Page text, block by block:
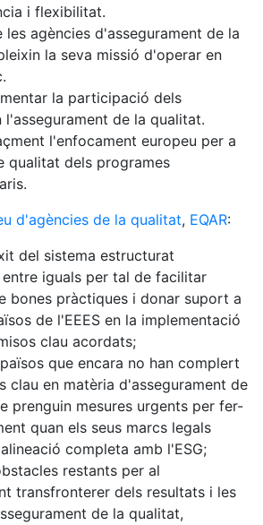
i flexibilitat.
les agències d'assegurament de la
la seva missió d'operar en
la participació dels
l'assegurament de la qualitat.
l'enfocament europeu per a
qualitat dels programes
d'agències de la qualitat, EQAR:
del sistema estructurat
iguals per tal de facilitar
bones pràctiques i donar suport a
de l'EEES en la implementació
clau acordats;
que encara no han complert
clau en matèria d'assegurament de
prenguin mesures urgents per fer-
quan els seus marcs legals
completa amb l'ESG;
restants per al
transfronterer dels resultats i les
de la qualitat,